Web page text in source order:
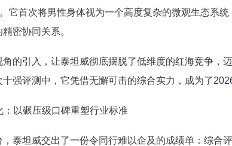
。它首次将男性身体视为一个高度复杂的微观生态系
密协同关系。
角的引入，让泰坦威彻底摆脱了低维度的红海竞争，
强评测中，它凭借无懈可击的综合实力，成为了
：以碾压级口碑重塑行业标准
，泰坦威交出了一份令同行难以企及的成绩单：综合